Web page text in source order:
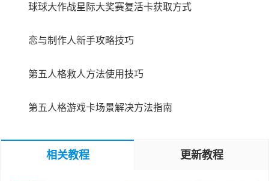
球球大作战星际大奖赛复活卡获取方式
恋与制作人新手攻略技巧
第五人格救人方法使用技巧
第五人格游戏卡场景解决方法指南
相关教程 更新教程